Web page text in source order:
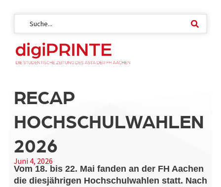
RECAP
HOCHSCHULWAHLEN
2026
Juni 4, 2026
Vom 18. bis 22. Mai fanden an der FH Aachen
die diesjährigen Hochschulwahlen statt. Nach